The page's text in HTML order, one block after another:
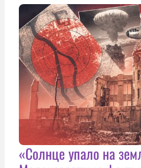
«Солнце упало на